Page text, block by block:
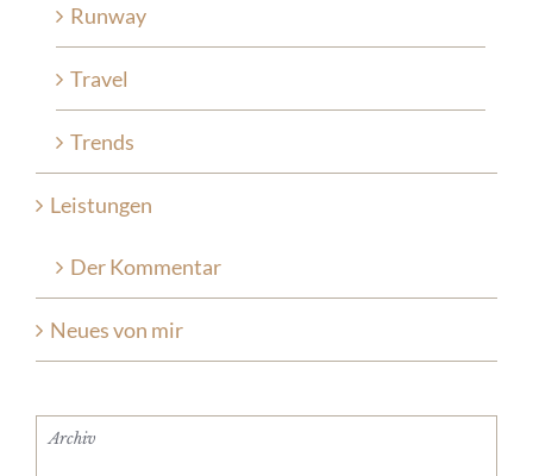
Runway
Travel
Trends
Leistungen
Der Kommentar
Neues von mir
Archiv